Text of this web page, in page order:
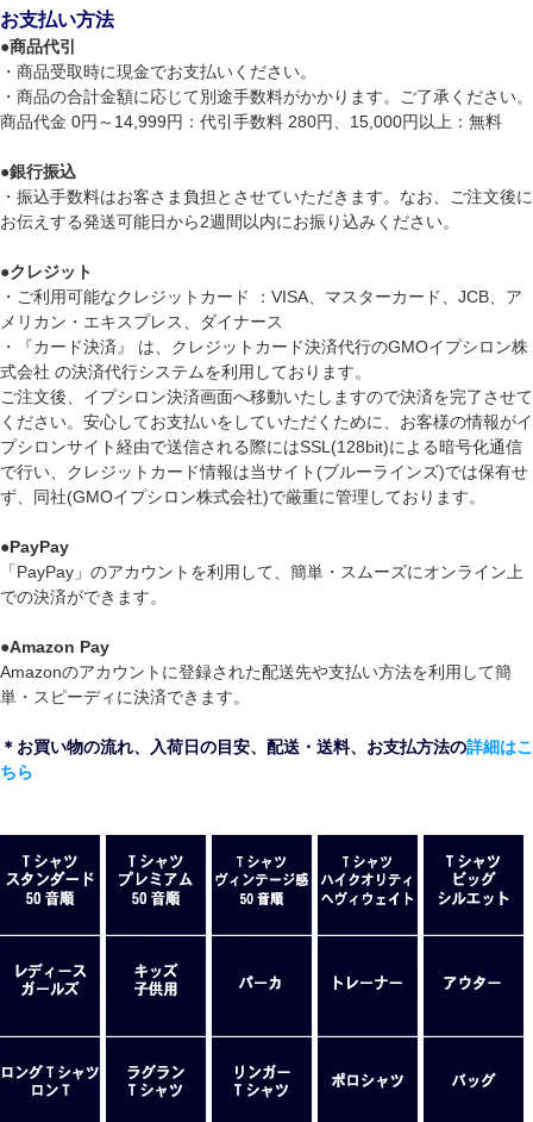
お支払い方法
●商品代引
・商品受取時に現金でお支払いください。
・商品の合計金額に応じて別途手数料がかかります。ご了承ください。
商品代金 0円～14,999円：代引手数料 280円、15,000円以上：無料
●銀行振込
・振込手数料はお客さま負担とさせていただきます。なお、ご注文後に
お伝えする発送可能日から2週間以内にお振り込みください。
●クレジット
・ご利用可能なクレジットカード ：VISA、マスターカード、JCB、ア
メリカン・エキスプレス、ダイナース
・『カード決済』 は、クレジットカード決済代行のGMOイプシロン株
式会社 の決済代行システムを利用しております。
ご注文後、イプシロン決済画面へ移動いたしますので決済を完了させて
ください。安心してお支払いをしていただくために、お客様の情報がイ
プシロンサイト経由で送信される際にはSSL(128bit)による暗号化通信
で行い、クレジットカード情報は当サイト(ブルーラインズ)では保有せ
ず、同社(GMOイプシロン株式会社)で厳重に管理しております。
●PayPay
「PayPay」のアカウントを利用して、簡単・スムーズにオンライン上
での決済ができます。
●Amazon Pay
Amazonのアカウントに登録された配送先や支払い方法を利用して簡
単・スピーディに決済できます。
＊お買い物の流れ、入荷日の目安、配送・送料、お支払方法の詳細はこ
ちら